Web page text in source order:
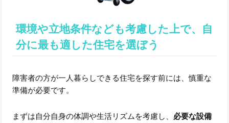
環境や立地条件なども考慮した上で、自
分に最も適した住宅を選ぼう
障害者の方が一人暮らしできる住宅を探す前には、慎重な
準備が必要です。
まずは自分自身の体調や生活リズムを考慮し、 必要な設備